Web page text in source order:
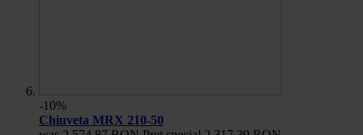
-10%
Chiuveta MRX 210-50